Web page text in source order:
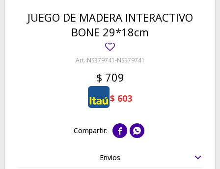
JUEGO DE MADERA INTERACTIVO
BONE 29*18cm
NS379741-NS379741
$ 709
$ 603
 
Envíos